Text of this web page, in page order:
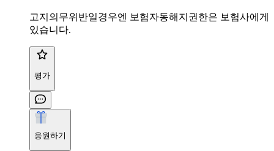
고지의무위반일경우엔 보험자동해지권한은 보험사에게
있습니다.
평가
응원하기